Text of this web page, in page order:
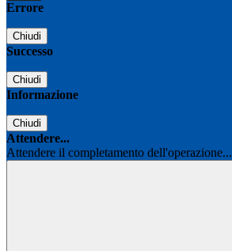
Errore
Chiudi
Successo
Chiudi
Informazione
Chiudi
Attendere...
Attendere il completamento dell'operazione...